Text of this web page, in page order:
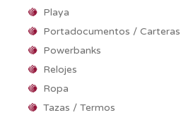
Playa
Portadocumentos / Carteras
Powerbanks
Relojes
Ropa
Tazas / Termos